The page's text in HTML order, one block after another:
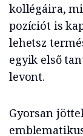
kollégáira,
pozíciót is
lehetsz
egyik első
levont.
Gyorsan